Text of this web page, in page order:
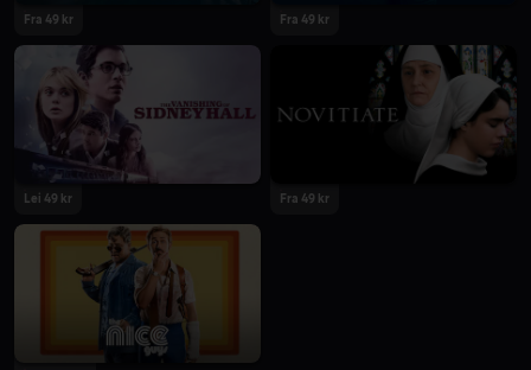
Fra 49 kr Fra 49 kr
Lei 49 kr Fra 49 kr